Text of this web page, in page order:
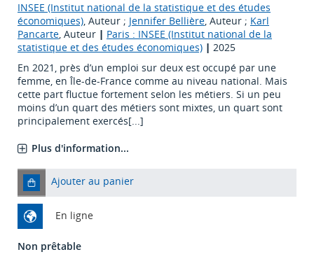
INSEE (Institut national de la statistique et des études
économiques), Auteur ; Jennifer Bellière, Auteur ; Karl
Pancarte, Auteur | Paris : INSEE (Institut national de la
statistique et des études économiques) | 2025
En 2021, près d’un emploi sur deux est occupé par une
femme, en Île-de-France comme au niveau national. Mais
cette part fluctue fortement selon les métiers. Si un peu
moins d’un quart des métiers sont mixtes, un quart sont
principalement exercés[...]
Plus d'information...
Ajouter au panier
En ligne
Non prêtable